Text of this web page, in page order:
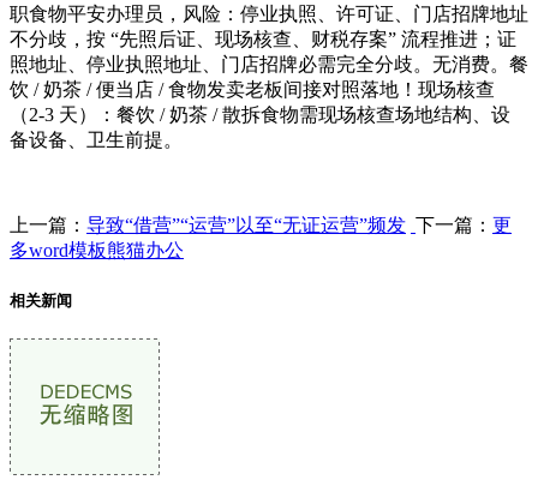
职食物平安办理员，风险：停业执照、许可证、门店招牌地址
不分歧，按 “先照后证、现场核查、财税存案” 流程推进；证
照地址、停业执照地址、门店招牌必需完全分歧。无消费。餐
饮 / 奶茶 / 便当店 / 食物发卖老板间接对照落地！现场核查
（2-3 天）：餐饮 / 奶茶 / 散拆食物需现场核查场地结构、设
备设备、卫生前提。
上一篇： 导致“借营”“运营”以至“无证运营”频发 下一篇： 更
多word模板熊猫办公
相关新闻